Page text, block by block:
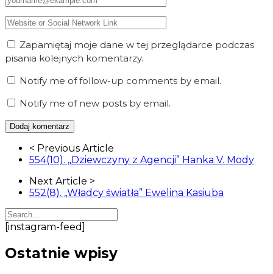
Zapamiętaj moje dane w tej przeglądarce podczas
pisania kolejnych komentarzy.
Notify me of follow-up comments by email.
Notify me of new posts by email.
Article
Navigation
< Previous Article
554(10). „Dziewczyny z Agencji” Hanka V. Mody
Next Article >
552(8). „Władcy światła” Ewelina Kasiuba
[instagram-feed]
Ostatnie wpisy